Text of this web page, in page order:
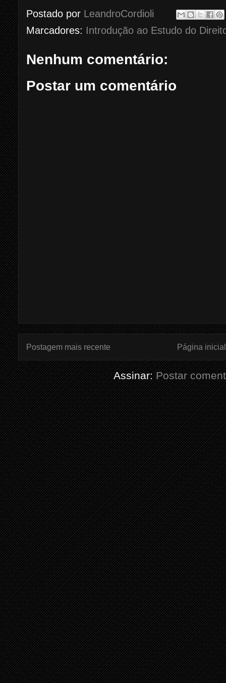
Postado por LeandroCordioli
Marcadores: Introdução ao Estudo do
Nenhum comentário:
Postar um comentário
Postagem mais recente Página inicial
Assinar:Postar